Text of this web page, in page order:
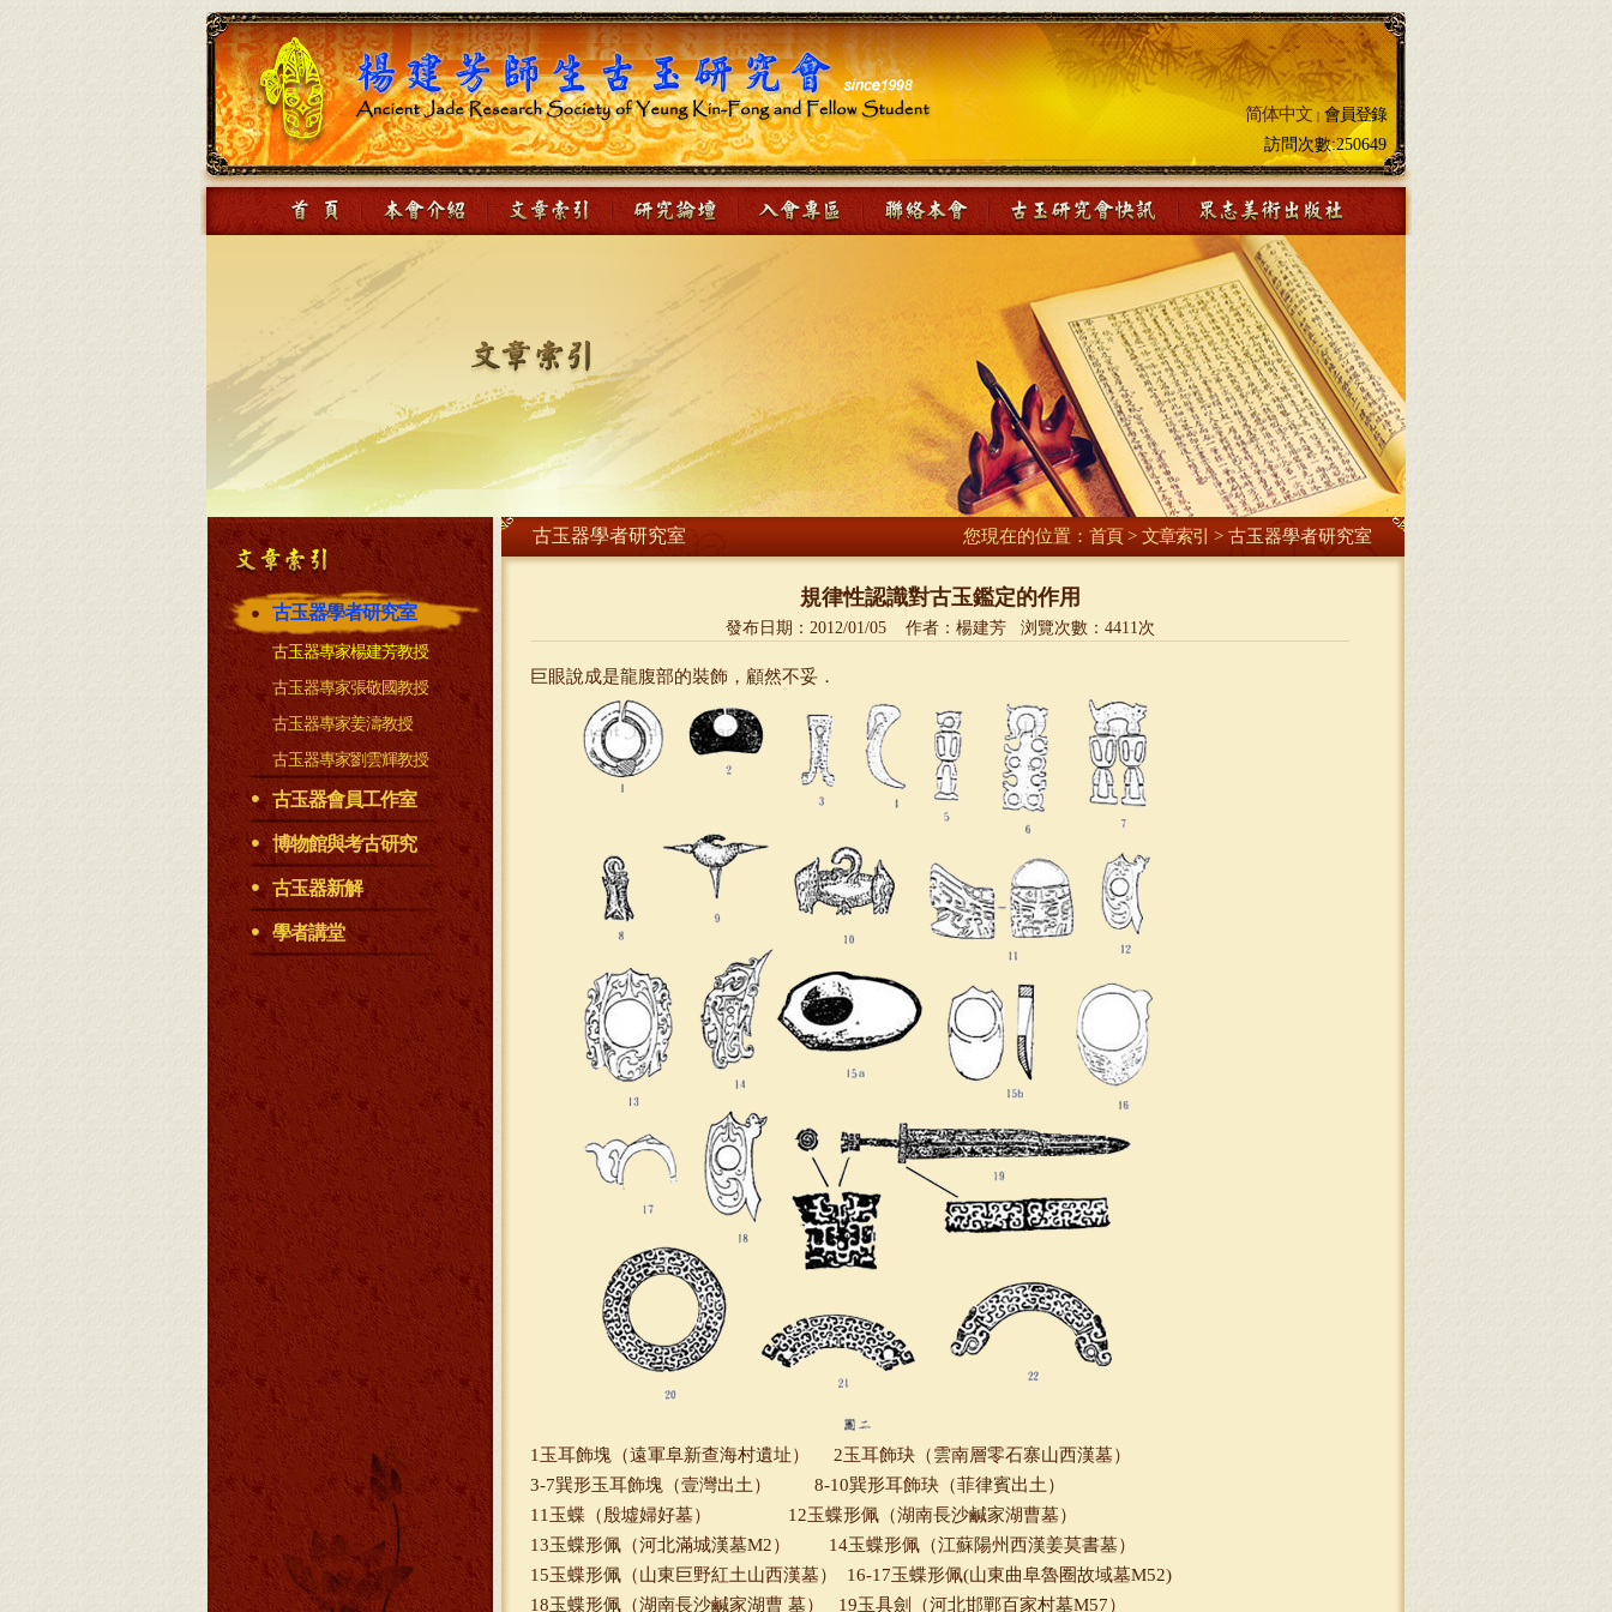
简体中文 | 會員登錄
訪問次數:250649
古玉器學者研究室
古玉器專家楊建芳教授
古玉器專家張敬國教授
古玉器專家姜濤教授
古玉器專家劉雲輝教授
古玉器會員工作室
博物館與考古研究
古玉器新解
學者講堂
古玉器學者研究室 您現在的位置： 首頁> 文章索引 > 古玉器學者研究室
規律性認識對古玉鑑定的作用
發布日期： 2012/01/05作者： 楊建芳浏覽次數： 4411次
巨眼說成是龍腹部的裝飾，顧然不妥．
1玉耳飾塊（遠軍阜新查海村遺址） 2玉耳飾玦（雲南層零石寨山西漢墓）
3-7巽形玉耳飾塊（壹灣出土） 8-10巽形耳飾玦（菲律賓出土）
11玉蝶（殷墟婦好墓） 12玉蝶形佩（湖南長沙鹹家湖曹墓）
13玉蝶形佩（河北滿城漢墓M2） 14玉蝶形佩（江蘇陽州西漢姜莫書墓）
15玉蝶形佩（山東巨野紅土山西漢墓） 16-17玉蝶形佩(山東曲阜魯圈故域墓M52)
18玉蝶形佩（湖南長沙鹹家湖曹 墓） 19玉具劍（河北邯鄲百家村墓M57）